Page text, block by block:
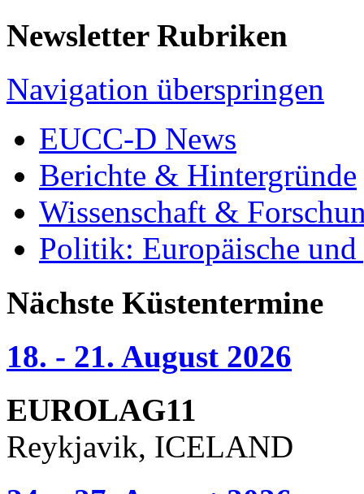
Newsletter Rubriken
Navigation überspringen
EUCC-D News
Berichte & Hintergründe
Wissenschaft &
Politik: Europäische
Nächste Küstentermine
18. - 21. August 2026
EUROLAG11
Reykjavik, ICELAND